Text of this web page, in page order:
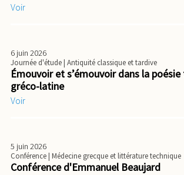
Voir
6 juin 2026
Journée d'étude| Antiquité classique et tardive
Émouvoir et s’émouvoir dans la
gréco-latine
Voir
5 juin 2026
Conférence| Médecine grecque et littérature technique
Conférence d'Emmanuel Beaujard